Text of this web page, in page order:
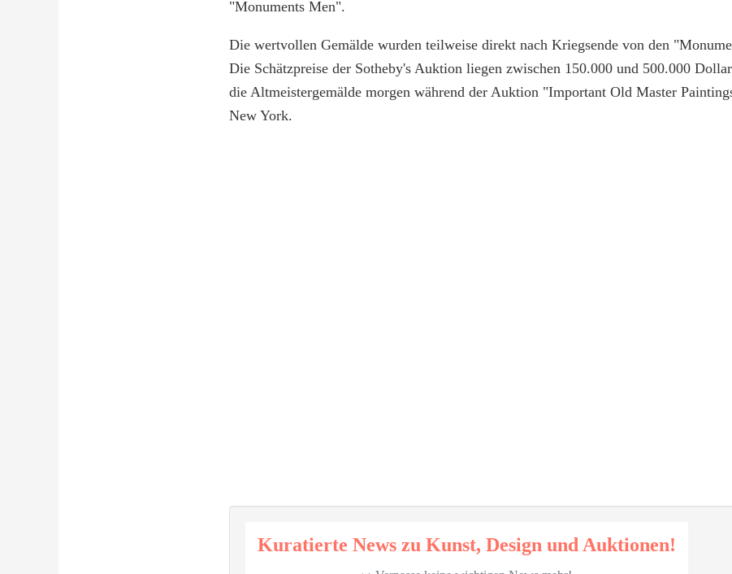
"Monuments Men".
Die wertvollen Gemälde wurden teilweise direkt nach Kriegsende von den
Die Schätzpreise der Sotheby's Auktion liegen zwischen 150.000 und 500.000
die Altmeistergemälde morgen während der Auktion "Important Old Master
New York.